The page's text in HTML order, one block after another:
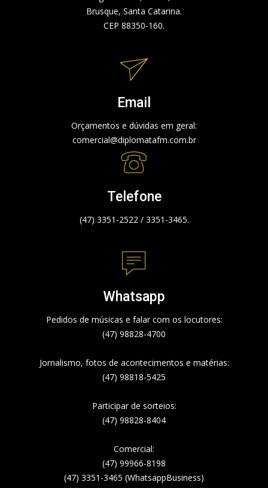
Brusque, Santa Catarina.
CEP 88350-160.
Email
Orçamentos e dúvidas em geral:
comercial@diplomatafm.com.br
Telefone
(47) 3351-2522 / 3351-3465.
Whatsapp
Pedidos de músicas e falar com os locutores:
(47) 98828-4700
Jornalismo, fotos de acontecimentos e matérias:
(47) 98818-5425
Participar de sorteios:
(47) 98828-8404
Comercial:
(47) 99966-8198
(47) 3351-3465 (WhatsappBusiness)